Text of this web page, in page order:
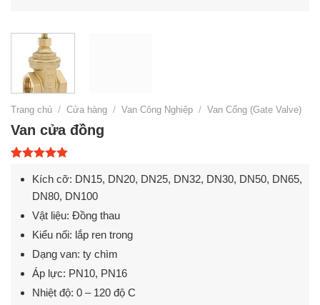
Trang chủ / Cửa hàng / Van Công Nghiệp / Van Cổng (Gate Valve)
Van cửa đồng
dựa trên
đánh giá
Kích cỡ: DN15, DN20, DN25, DN32, DN30, DN50, DN65,
DN80, DN100
Vật liệu: Đồng thau
Kiểu nối: lắp ren trong
Dạng van: ty chìm
Áp lực: PN10, PN16
Nhiệt độ: 0 – 120 độ C